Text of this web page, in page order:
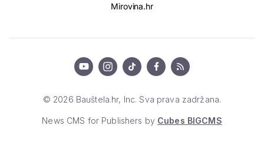
Mirovina.hr
© 2026 Bauštela.hr, Inc. Sva prava zadržana.
News CMS for Publishers by Cubes BIGCMS